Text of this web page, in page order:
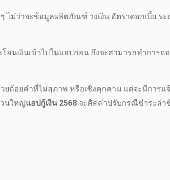
ม่ว่าจะข้อมูลผลิตภัณฑ์ วงเงิน อัตราดอกเบี้ย ระ
นเงินเข้าไปในแอปก่อน ถึงจะสามารถทำการถอ
ถ้อยคำที่ไม่สุภาพ หรือเชิงคุกคาม แต่จะมีการ
วนใหญ่แอปกู้เงิน 2568 จะคิดค่าปรับกรณีชำระล่า